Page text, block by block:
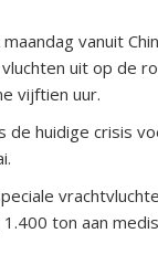
vanuit
uit op de
vijftien uur.
de huidige crisis
ton aan